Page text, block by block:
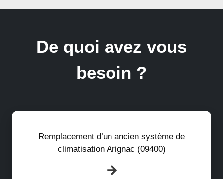
De quoi avez vous
besoin ?
Remplacement d’un ancien système de
climatisation Arignac (09400)